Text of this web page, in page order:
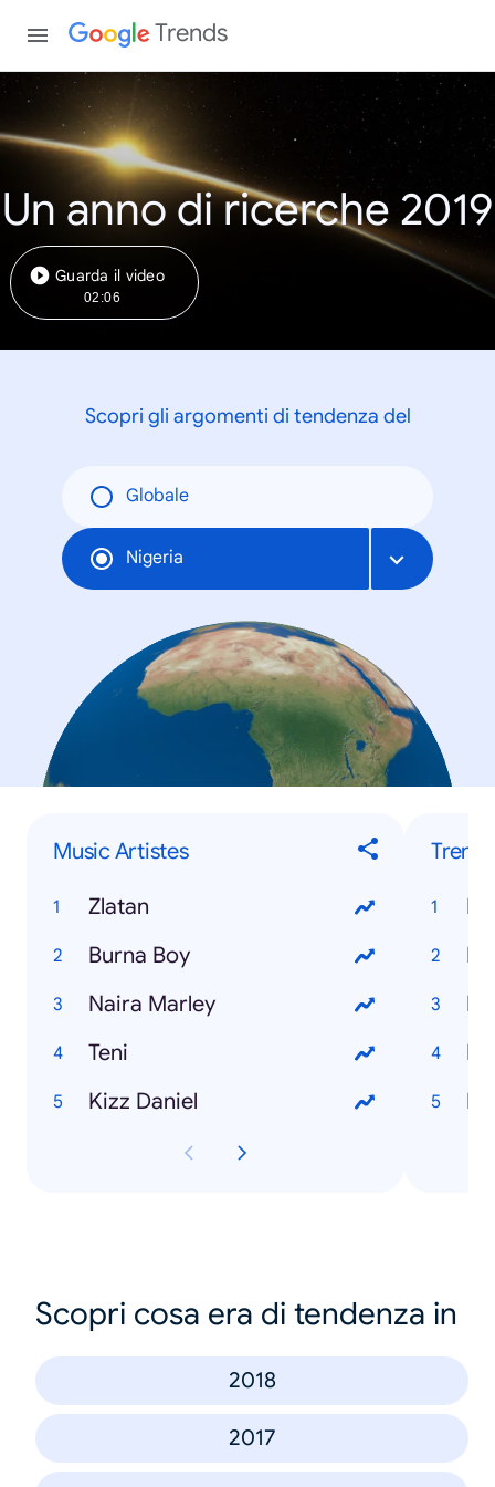
Trends
Un anno di ricerche 2019
Guarda il video
02:06
Scopri gli argomenti di tendenza del
Globale
Nigeria
Music Artistes
Zlatan
Burna Boy
Naira Marley
Teni
Kizz Daniel
Scopri cosa era di tendenza in
2018
2017